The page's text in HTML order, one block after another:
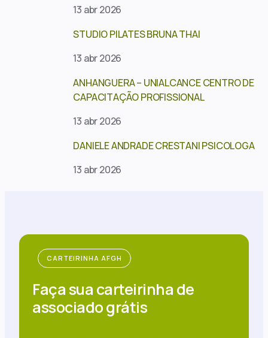
13 abr 2026
STUDIO PILATES BRUNA THAI
13 abr 2026
ANHANGUERA – UNIALCANCE CENTRO DE
CAPACITAÇÃO PROFISSIONAL
13 abr 2026
DANIELE ANDRADE CRESTANI PSICOLOGA
13 abr 2026
CARTEIRINHA AFGH
Faça sua carteirinha de
associado grátis